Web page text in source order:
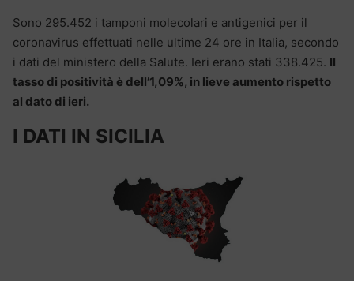
Sono 295.452 i tamponi molecolari e antigenici per il
coronavirus effettuati nelle ultime 24 ore in Italia, secondo
i dati del ministero della Salute. Ieri erano stati 338.425. Il
tasso di positività è dell’1,09%, in lieve aumento rispetto
al dato di ieri.
I DATI IN SICILIA